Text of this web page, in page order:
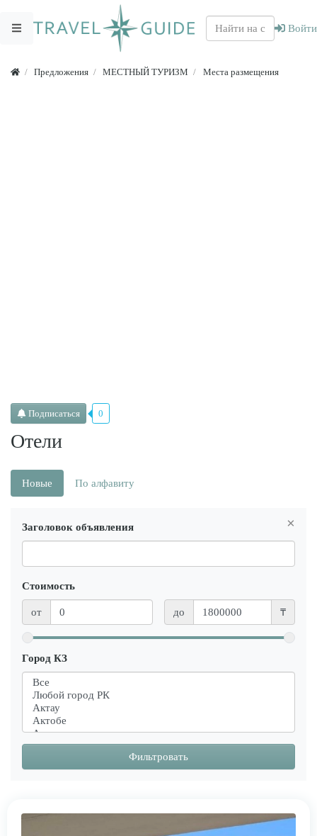
Войти
Предложения МЕСТНЫЙ ТУРИЗМ Места размещения
Отели
Подписаться 0
Новые По алфавиту
×
Заголовок объявления
Стоимость
от до ₸
Город КЗ
Фильтровать